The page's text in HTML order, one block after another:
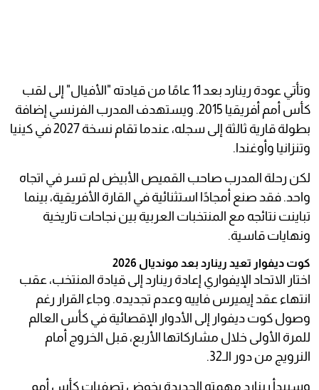
وتأتي عودة رينارد بعد 11 عامًا من قيادته "الأفيال" إلى لقب
كأس أمم أفريقيا 2015. ويستهدف المدرب الفرنسي إضافة
بطولة قارية ثالثة إلى سجله، عندما تقام نسخة 2027 في كينيا
وتنزانيا وأوغندا.
لكن رحلة المدرب صاحب القميص الأبيض لم تسر في اتجاه
واحد. فقد صنع أمجادًا استثنائية في القارة الأفريقية، بينما
تباينت نتائجه مع المنتخبات العربية بين نجاحات تاريخية
ونهايات قاسية.
كوت ديفوار تعيد رينارد بعد مونديال 2026
اختار الاتحاد الإيفواري إعادة رينارد إلى قيادة المنتخب، عقب
انتهاء عقد إيميرس فاييه وعدم تجديده. وجاء القرار رغم
وصول كوت ديفوار إلى الأدوار الإقصائية في كأس العالم
للمرة الأولى خلال مشاركاتها الأربع، قبل الخروج أمام
النرويج من دور الـ32.
وسيبدأ رينارد مهمته الجديدة بخوض تصفيات كأس أمم